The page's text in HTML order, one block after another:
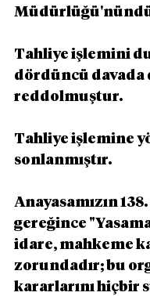
Tahliye işlemini
dördüncü davada
reddolmuştur.
Tahliye işlemine
sonlanmıştır.
Anayasamızın
gereğince
idare, mahkeme
zorundadır; bu
kararlarını hiçbir